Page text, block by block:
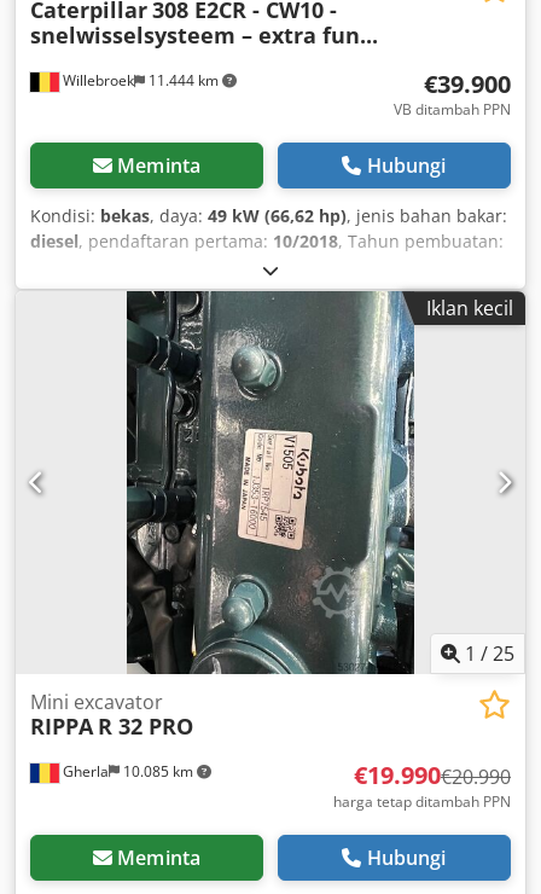
Willebroek 11.444 km
Caterpillar308 E2CR - CW10 -
snelwisselsysteem – extra fun...
€39.900
VB ditambah PPN
Meminta Hubungi
Kondisi: bekas, daya: 49 kW (66,62 hp), jenis bahan bakar:
diesel, pendaftaran pertama: 10/2018, Tahun pembuatan:
7.900 h
Iklan kecil
1 /25
Gherla 10.085 km
Mini excavator
RIPPA R 32 PRO
€19.990€20.990
harga tetap ditambah PPN
Meminta Hubungi